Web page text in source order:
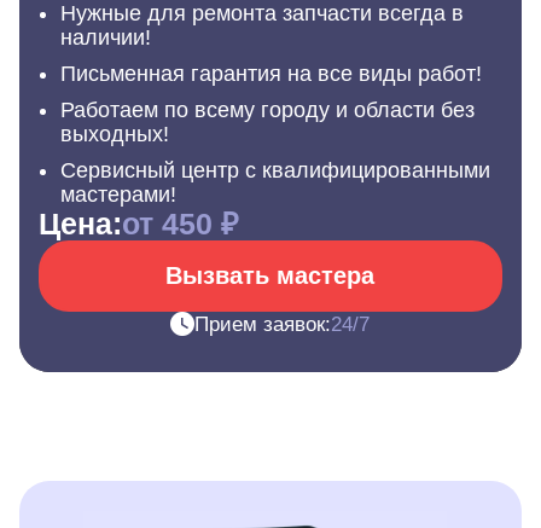
Нужные для ремонта запчасти всегда в
наличии!
Письменная гарантия на все виды работ!
Работаем по всему городу и области без
выходных!
Сервисный центр с квалифицированными
мастерами!
Цена:от 450 ₽
Вызвать мастера
Прием заявок:24/7